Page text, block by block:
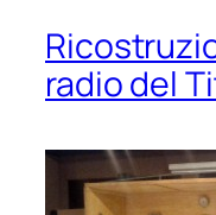
radio del